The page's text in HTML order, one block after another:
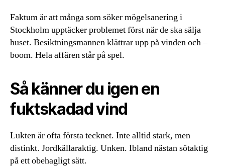
Faktum är att många som söker mögelsanering i
Stockholm upptäcker problemet först när de ska sälja
huset. Besiktningsmannen klättrar upp på vinden och –
boom. Hela affären står på spel.
Så känner du igen en
fuktskadad vind
Lukten är ofta första tecknet. Inte alltid stark, men
distinkt. Jordkällaraktig. Unken. Ibland nästan sötaktig
på ett obehagligt sätt.